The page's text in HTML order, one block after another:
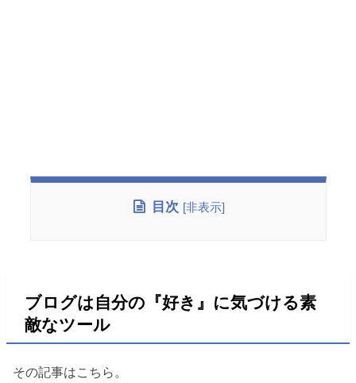
目次 [非表示]
ブログは自分の『好き』に気づける素
敵なツール
その記事はこちら。